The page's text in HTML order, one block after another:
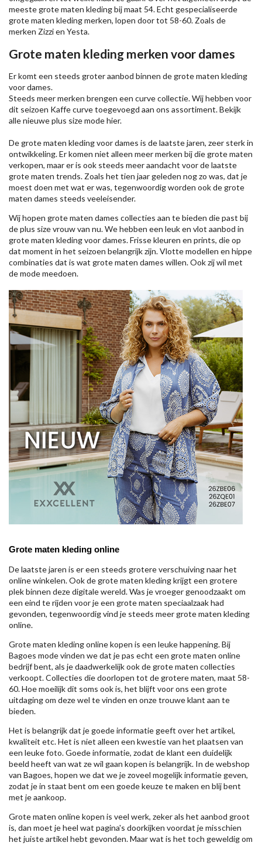
meeste grote maten kleding bij maat 54. Echt gespecialiseerde
grote maten kleding merken, lopen door tot 58-60. Zoals de
merken Zizzien Yesta.
Grote maten kleding merken voor dames
Er komt een steeds groter aanbod binnen de grote maten kleding
voor dames.
Steeds meer merken brengen een curve collectie. Wij hebben voor
dit seizoen Kaffecurve toegevoegd aan ons assortiment. Bekijk
alle nieuweplus size modehier.
De grote maten kleding voor dames is de laatste jaren, zeer sterk in
ontwikkeling. Er komen niet alleen meer merken bij die grote maten
verkopen, maar er is ook steeds meer aandacht voor de laatste
grote maten trends. Zoals het tien jaar geleden nog zo was, dat je
moest doen met wat er was, tegenwoordig worden ook de grote
maten dames steeds veeleisender.
Wij hopen grote maten dames collecties aan te bieden die past bij
de plus size vrouw van nu. We hebben een leuk en vlot aanbod in
grote maten kleding voor dames. Frisse kleuren en prints, die op
dat moment in het seizoen belangrijk zijn. Vlotte modellen en hippe
combinaties dat is wat grote maten dames willen. Ook zij wil met
de mode meedoen.
Grote maten kleding online
De laatste jaren is er een steeds grotere verschuiving naar het
online winkelen. Ook de grote maten kleding krijgt een grotere
plek binnen deze digitale wereld. Was je vroeger genoodzaakt om
een eind te rijden voor je een grote maten speciaalzaak had
gevonden, tegenwoordig vind je steeds meer grote maten kleding
online.
Grote maten kleding online kopen is een leuke happening. Bij
Bagoes mode vinden we dat je pas echt een grote maten online
bedrijf bent, als je daadwerkelijk ook de grote maten collecties
verkoopt. Collecties die doorlopen tot de grotere maten, maat 58-
60. Hoe moeilijk dit soms ook is, het blijft voor ons een grote
uitdaging om deze wel te vinden en onze trouwe klant aan te
bieden.
Het is belangrijk dat je goede informatie geeft over het artikel,
kwaliteit etc. Het is niet alleen een kwestie van het plaatsen van
een leuke foto. Goede informatie, zodat de klant een duidelijk
beeld heeft van wat ze wil gaan kopen is belangrijk. In de webshop
van Bagoes, hopen we dat we je zoveel mogelijk informatie geven,
zodat je in staat bent om een goede keuze te maken en blij bent
met je aankoop.
Grote maten online kopen is veel werk, zeker als het aanbod groot
is, dan moet je heel wat pagina's doorkijken voordat je misschien
het juiste artikel hebt gevonden. Maar wat is het toch geweldig om